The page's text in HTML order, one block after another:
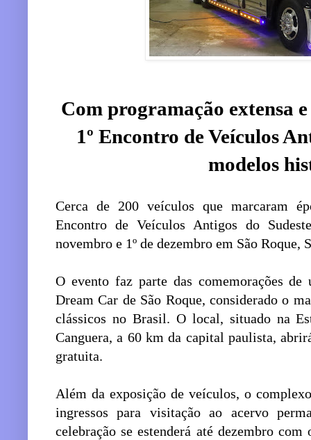
Com programação extensa
1º Encontro de Veículos
modelos
Cerca de 200 veículos que marcaram
Encontro de Veículos Antigos do
novembro e 1º de dezembro em São Roque,
O evento faz parte das comemorações
Dream Car de São Roque, considerado o
clássicos no Brasil. O local, situado na
Canguera, a 60 km da capital paulista,
gratuita.
Além da exposição de veículos, o
ingressos para visitação ao acervo
celebração se estenderá até dezembro